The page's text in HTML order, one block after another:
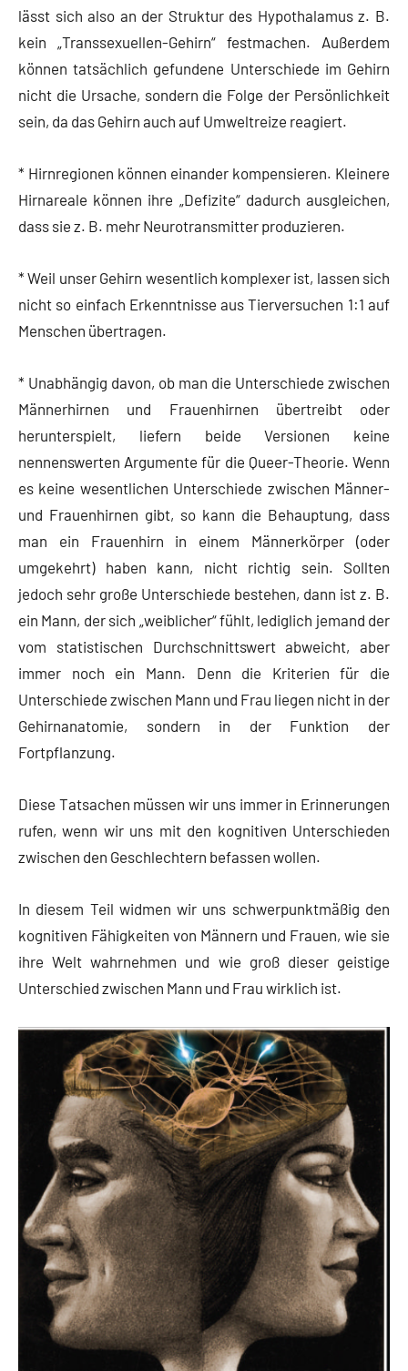
lässt sich also an der Struktur des Hypothalamus z. B.
kein „Transsexuellen-Gehirn“ festmachen. Außerdem
können tatsächlich gefundene Unterschiede im Gehirn
nicht die Ursache, sondern die Folge der Persönlichkeit
sein, da das Gehirn auch auf Umweltreize reagiert.
* Hirnregionen können einander kompensieren. Kleinere
Hirnareale können ihre „Defizite“ dadurch ausgleichen,
dass sie z. B. mehr Neurotransmitter produzieren.
* Weil unser Gehirn wesentlich komplexer ist, lassen sich
nicht so einfach Erkenntnisse aus Tierversuchen 1:1 auf
Menschen übertragen.
* Unabhängig davon, ob man die Unterschiede zwischen
Männerhirnen und Frauenhirnen übertreibt oder
herunterspielt, liefern beide Versionen keine
nennenswerten Argumente für die Queer-Theorie. Wenn
es keine wesentlichen Unterschiede zwischen Männer-
und Frauenhirnen gibt, so kann die Behauptung, dass
man ein Frauenhirn in einem Männerkörper (oder
umgekehrt) haben kann, nicht richtig sein. Sollten
jedoch sehr große Unterschiede bestehen, dann ist z. B.
ein Mann, der sich „weiblicher“ fühlt, lediglich jemand der
vom statistischen Durchschnittswert abweicht, aber
immer noch ein Mann. Denn die Kriterien für die
Unterschiede zwischen Mann und Frau liegen nicht in der
Gehirnanatomie, sondern in der Funktion der
Fortpflanzung.
Diese Tatsachen müssen wir uns immer in Erinnerungen
rufen, wenn wir uns mit den kognitiven Unterschieden
zwischen den Geschlechtern befassen wollen.
In diesem Teil widmen wir uns schwerpunktmäßig den
kognitiven Fähigkeiten von Männern und Frauen, wie sie
ihre Welt wahrnehmen und wie groß dieser geistige
Unterschied zwischen Mann und Frau wirklich ist.